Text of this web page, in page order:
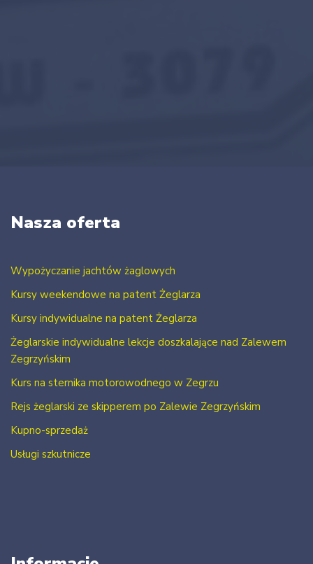
Nasza oferta
Wypożyczanie jachtów żaglowych
Kursy weekendowe na patent Żeglarza
Kursy indywidualne na patent Żeglarza
Żeglarskie indywidualne lekcje doszkalające nad Zalewem
Zegrzyńskim
Kurs na sternika motorowodnego w Zegrzu
Rejs żeglarski ze skipperem po Zalewie Zegrzyńskim
Kupno-sprzedaż
Usługi szkutnicze